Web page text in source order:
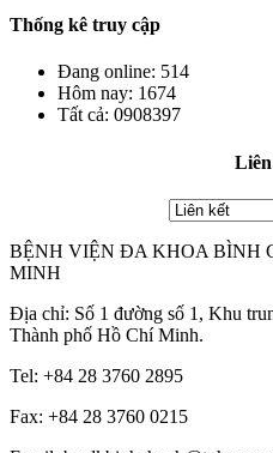
Thống kê truy cập
Đang online: 514
Hôm nay: 1674
Tất cả: 0908397
BỆNH VIỆN ĐA KHOA BÌNH
MINH
Địa chỉ: Số 1 đường số 1, Khu
Thành phố Hồ Chí Minh.
Tel: +84 28 3760 2895
Fax: +84 28 3760 0215